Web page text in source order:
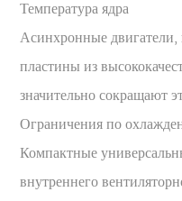
Температура ядра
Асинхронные двигатели,
пластины из
значительно сокращают
Ограничения по
Компактные
внутреннего